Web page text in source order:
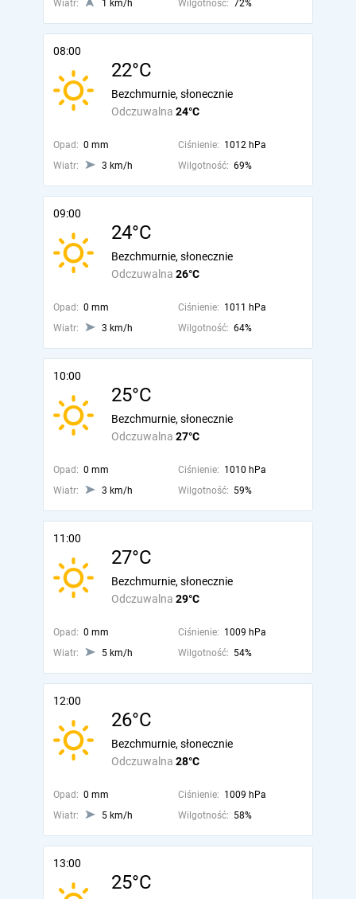
Wiatr: 1 km/h Wilgotność: 72%
08:00
22°C
Odczuwalna 24°C
Bezchmurnie, słonecznie
Opad: 0 mm Ciśnienie: 1012 hPa
Wiatr:
3 km/h Wilgotność: 69%
09:00
24°C
Odczuwalna 26°C
Bezchmurnie, słonecznie
Opad: 0 mm Ciśnienie: 1011 hPa
Wiatr:
3 km/h Wilgotność: 64%
10:00
25°C
Odczuwalna 27°C
Bezchmurnie, słonecznie
Opad: 0 mm Ciśnienie: 1010 hPa
Wiatr:
3 km/h Wilgotność: 59%
11:00
27°C
Odczuwalna 29°C
Bezchmurnie, słonecznie
Opad: 0 mm Ciśnienie: 1009 hPa
Wiatr:
5 km/h Wilgotność: 54%
12:00
26°C
Odczuwalna 28°C
Bezchmurnie, słonecznie
Opad: 0 mm Ciśnienie: 1009 hPa
Wiatr:
5 km/h Wilgotność: 58%
13:00
25°C